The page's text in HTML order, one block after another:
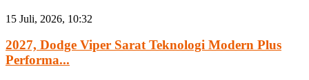
15 Juli, 2026, 10:32
2027, Dodge Viper Sarat Teknologi Modern Plus
Performa...